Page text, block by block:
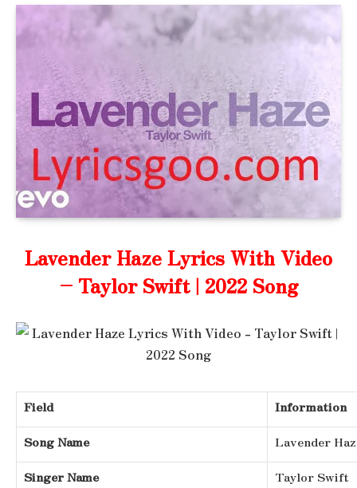
Lavender Haze Lyrics With Video
– Taylor Swift | 2022 Song
Field Information
Song Name Lavender
Singer Name Taylor Swift